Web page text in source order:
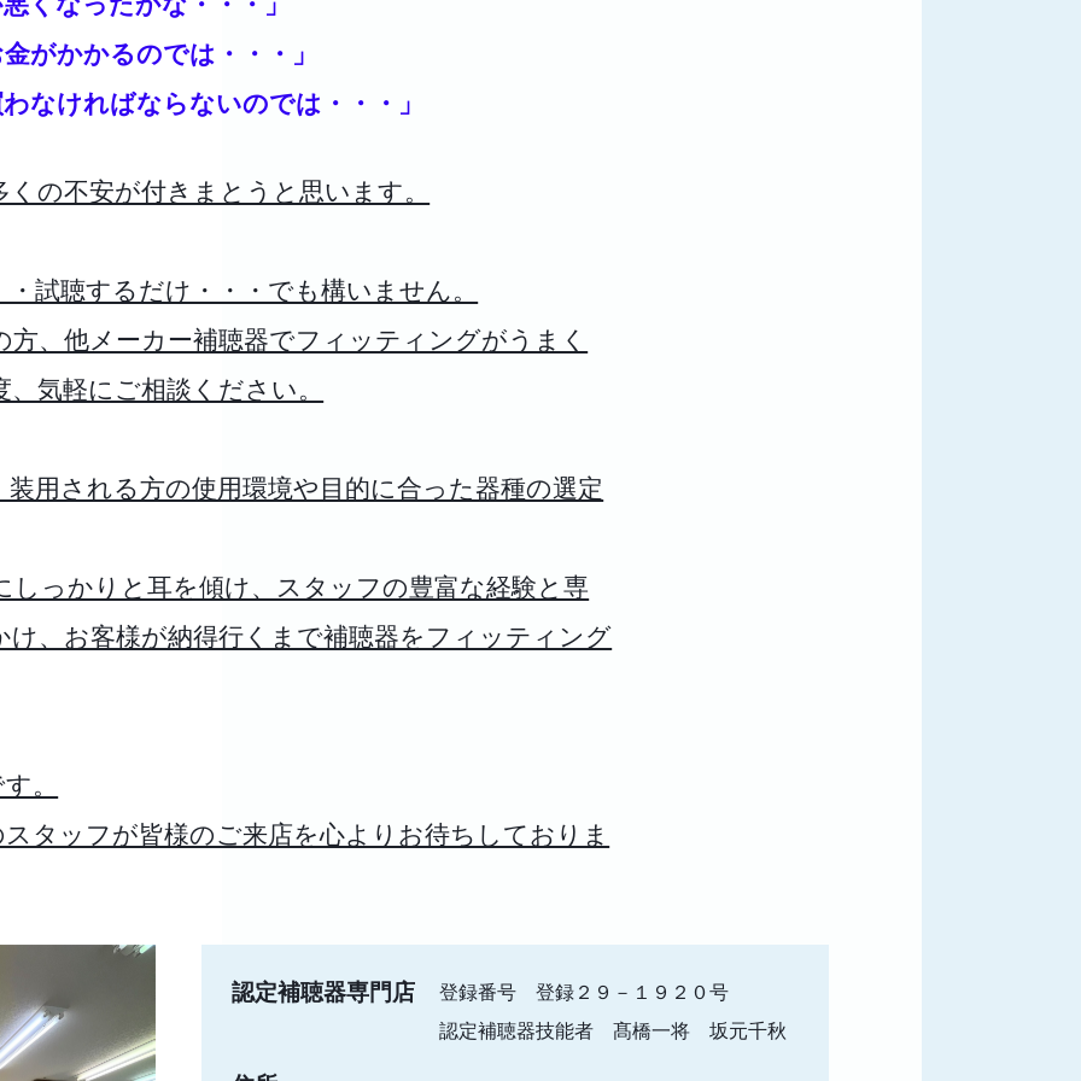
がかかるのでは・・・」
なければならないのでは・・・」
の不安が付きまとうと思います。
試聴するだけ・・・でも構いません。
、他メーカー補聴器でフィッティングがうまく
気軽にご相談ください。
用される方の使用環境や目的に合った器種の選定
っかりと耳を傾け、スタッフの豊富な経験と専
、お客様が納得行くまで補聴器をフィッティング
。
タッフが皆様のご来店を心よりお待ちしておりま
認定補聴器専門店
登録番号 登録２９－１９２０号
認定補聴器技能者 髙橋一将 坂元千秋